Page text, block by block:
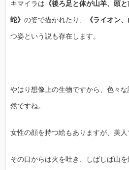
キマイラは 《後ろ足と体が山羊、頭
蛇》 の姿で描かれたり、 《ライオン
つ姿という説も存在します。
やはり想像上の生物ですから、色々
然ですね。
女性の顔を持つ絵もありますが、美人
その口からは火を吐き、しばしば山を